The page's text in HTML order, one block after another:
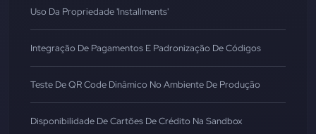
Uso Da Propriedade 'installments'
Integração De Pagamentos E Padronização De Códigos
Teste De QR Code Dinâmico No Ambiente De Produção
Disponibilidade De Cartões De Crédito Na Sandbox